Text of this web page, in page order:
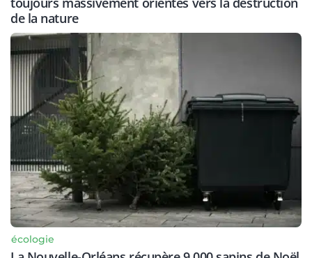
de la nature
écologie